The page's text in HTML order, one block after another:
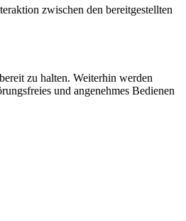
zwischen den bereitgestellten
zu halten. Weiterhin werden
und angenehmes Bedienen